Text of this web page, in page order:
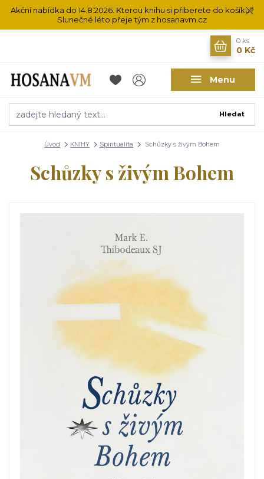
Akční nabídka do 14.8.2026. Kterou knihu si přiberete do košíku?
Slunečné léto přeje tým z hosanavm.cz
Menu
Hledat
0 ks
0 Kč
Úvod KNIHY Spiritualita Schůzky s živým Bohem
Schůzky s živým Bohem